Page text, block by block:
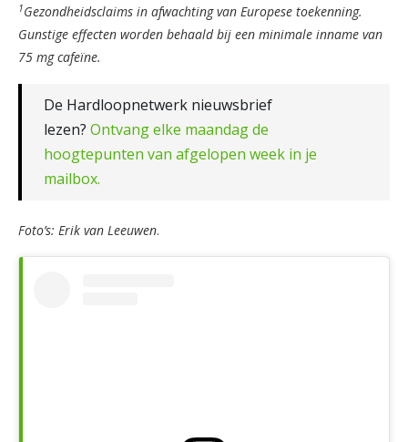
1Gezondheidsclaims in afwachting van Europese toekenning.
Gunstige effecten worden behaald bij een minimale inname van
75 mg cafeïne.
De Hardloopnetwerk nieuwsbrief
lezen? Ontvang elke maandag de
hoogtepunten van afgelopen week in je
mailbox.
Foto’s: Erik van Leeuwen.